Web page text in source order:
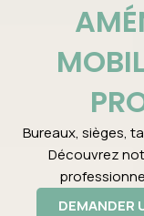
Bureaux, sièges,
Découvrez
DEMANDER